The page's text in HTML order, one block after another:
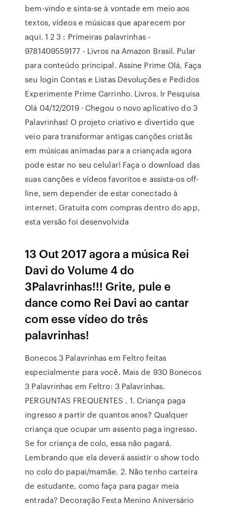
bem-vindo e sinta-se à vontade em meio aos
textos, vídeos e músicas que aparecem por
aqui. 1 2 3 : Primeiras palavrinhas -
9781409559177 - Livros na Amazon Brasil. Pular
para conteúdo principal. Assine Prime Olá, Faça
seu login Contas e Listas Devoluções e Pedidos
Experimente Prime Carrinho. Livros. Ir Pesquisa
Olá 04/12/2019 · Chegou o novo aplicativo do 3
Palavrinhas! O projeto criativo e divertido que
veio para transformar antigas canções cristãs
em músicas animadas para a criançada agora
pode estar no seu celular! Faça o download das
suas canções e vídeos favoritos e assista-os off-
line, sem depender de estar conectado à
internet. Gratuita com compras dentro do app,
esta versão foi desenvolvida
13 Out 2017 agora a música Rei
Davi do Volume 4 do
3Palavrinhas!!! Grite, pule e
dance como Rei Davi ao cantar
com esse vídeo do três
palavrinhas!
Bonecos 3 Palavrinhas em Feltro feitas
especialmente para você. Mais de 930 Bonecos
3 Palavrinhas em Feltro: 3 Palavrinhas.
PERGUNTAS FREQUENTES . 1. Criança paga
ingresso a partir de quantos anos? Qualquer
criança que ocupar um assento paga ingresso.
Se for criança de colo, essa não pagará.
Lembrando que ela deverá assistir o show todo
no colo do papai/mamãe. 2. Não tenho carteira
de estudante, como faça para pagar meia
entrada? Decoração Festa Menino Aniversário